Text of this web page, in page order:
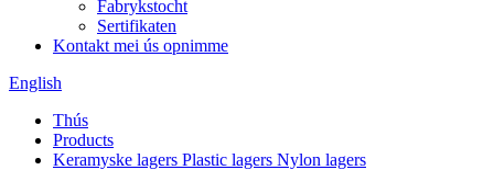
Fabrykstocht
Sertifikaten
Kontakt mei ús opnimme
English
Thús
Products
Keramyske lagers Plastic lagers Nylon lagers